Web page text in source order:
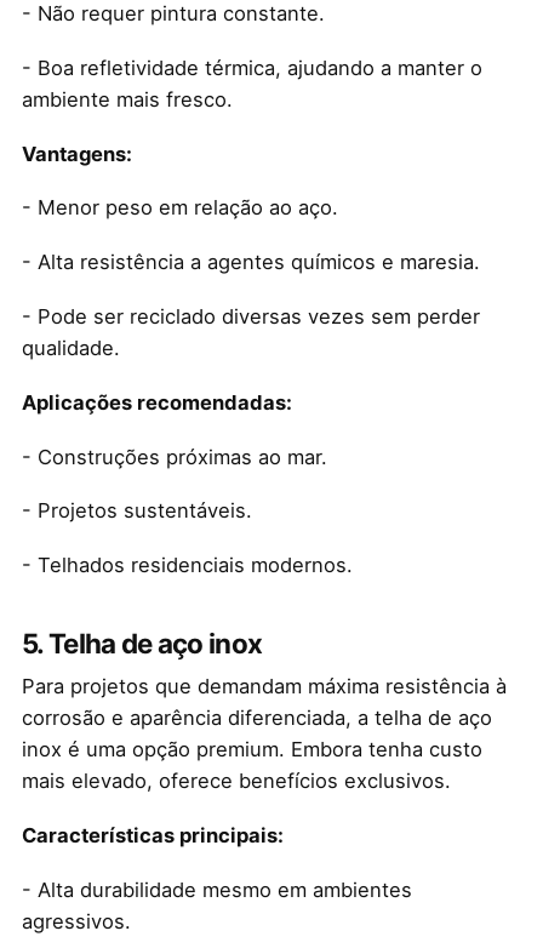
- Não requer pintura constante.
- Boa refletividade térmica, ajudando a manter o
ambiente mais fresco.
Vantagens:
- Menor peso em relação ao aço.
- Alta resistência a agentes químicos e maresia.
- Pode ser reciclado diversas vezes sem perder
qualidade.
Aplicações recomendadas:
- Construções próximas ao mar.
- Projetos sustentáveis.
- Telhados residenciais modernos.
5. Telha de aço inox
Para projetos que demandam máxima resistência à
corrosão e aparência diferenciada, a telha de aço
inox é uma opção premium. Embora tenha custo
mais elevado, oferece benefícios exclusivos.
Características principais:
- Alta durabilidade mesmo em ambientes
agressivos.